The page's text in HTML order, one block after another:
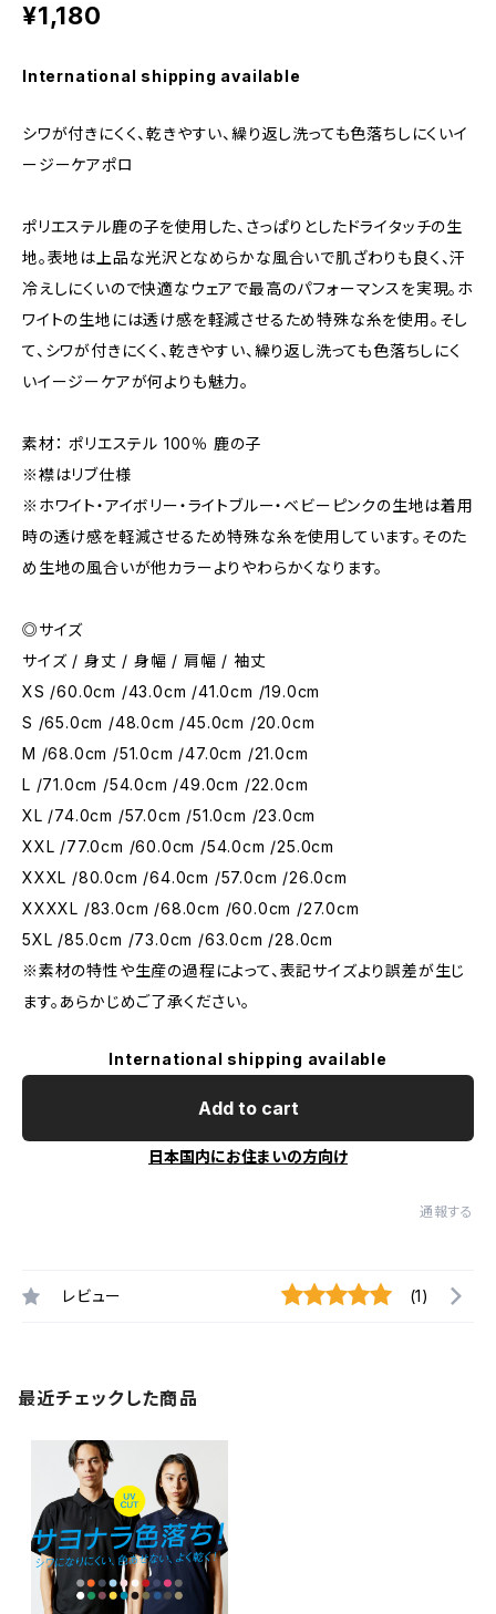
¥1,180
International shipping available
シワが付きにくく、乾きやすい、繰り返し洗っても色落ちしにくいイ
ージーケアポロ
ポリエステル鹿の子を使用した、さっぱりとしたドライタッチの生
地。表地は上品な光沢となめらかな風合いで肌ざわりも良く、汗
冷えしにくいので快適なウェアで最高のパフォーマンスを実現。ホ
ワイトの生地には透け感を軽減させるため特殊な糸を使用。そし
て、シワが付きにくく、乾きやすい、繰り返し洗っても色落ちしにく
いイージーケアが何よりも魅力。
素材： ポリエステル 100％ 鹿の子
※襟はリブ仕様
※ホワイト・アイボリー・ライトブルー・ベビーピンクの生地は着用
時の透け感を軽減させるため特殊な糸を使用しています。そのた
め生地の風合いが他カラーよりやわらかくなります。
◎サイズ
サイズ / 身丈 / 身幅 / 肩幅 / 袖丈
XS /60.0cm /43.0cm /41.0cm /19.0cm
S /65.0cm /48.0cm /45.0cm /20.0cm
M /68.0cm /51.0cm /47.0cm /21.0cm
L /71.0cm /54.0cm /49.0cm /22.0cm
XL /74.0cm /57.0cm /51.0cm /23.0cm
XXL /77.0cm /60.0cm /54.0cm /25.0cm
XXXL /80.0cm /64.0cm /57.0cm /26.0cm
XXXXL /83.0cm /68.0cm /60.0cm /27.0cm
5XL /85.0cm /73.0cm /63.0cm /28.0cm
※素材の特性や生産の過程によって、表記サイズより誤差が生じ
ます。あらかじめご了承ください。
International shipping available
Add to cart
日本国内にお住まいの方向け
通報する
レビュー (1)
最近チェックした商品